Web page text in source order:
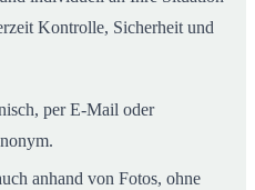
Kontrolle, Sicherheit und
per E-Mail oder
anhand von Fotos, ohne